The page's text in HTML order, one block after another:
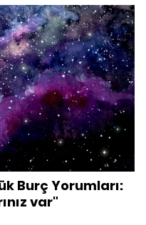
Burç Yorumları:
var"